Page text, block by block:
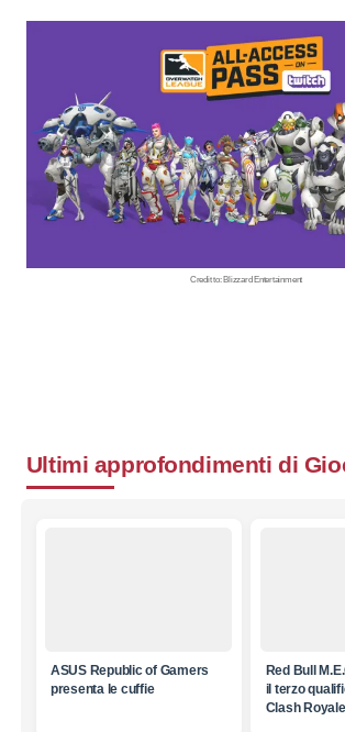
Credit to: Blizzard Entertainment
Ultimi approfondimenti di
ASUS Republic of Gamers
presenta le cuffie
Red Bull
il terzo
Clash Royale